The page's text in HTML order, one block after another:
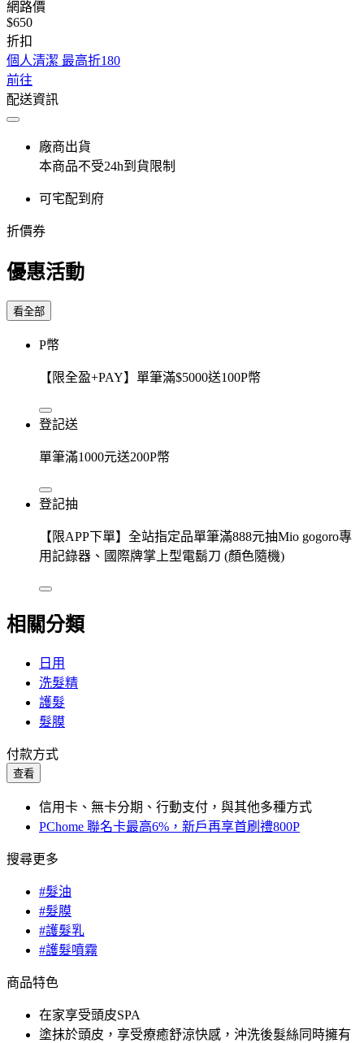
網路價
$650
折扣
個人清潔 最高折180
前往
配送資訊
廠商出貨
本商品不受24h到貨限制
可宅配到府
折價券
優惠活動
看全部
P幣
【限全盈+PAY】單筆滿$5000送100P幣
登記送
單筆滿1000元送200P幣
登記抽
【限APP下單】全站指定品單筆滿888元抽Mio gogoro專
用記錄器、國際牌掌上型電鬍刀 (顏色隨機)
相關分類
日用
洗髮精
護髮
髮膜
付款方式
查看
信用卡、無卡分期、行動支付，與其他多種方式
PChome 聯名卡最高6%，新戶再享首刷禮800P
搜尋更多
#髮油
#髮膜
#護髮乳
#護髮噴霧
商品特色
在家享受頭皮SPA
塗抹於頭皮，享受療癒舒涼快感，沖洗後髮絲同時擁有